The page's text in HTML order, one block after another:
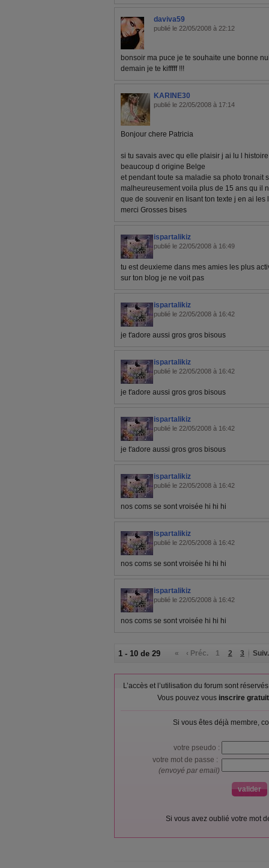
daviva59
publié le 22/05/2008 à 22:12
bonsoir ma puce je te souhaite une bonne
demain je te kifffff !!!
KARINE30
publié le 22/05/2008 à 17:14
Bonjour chere Patricia
si tu savais avec qu elle plaisir j ai lu l
beaucoup d origine Belge
et pendant toute sa maladie sa photo tronait
malheureusement voila plus de 15 ans qu il
que de souvenir en lisant ton texte j en ai les
merci Grosses bises
ispartalikiz
publié le 22/05/2008 à 16:49
tu est deuxieme dans mes amies les plus
sur ton blog je ne voit pas
ispartalikiz
publié le 22/05/2008 à 16:42
je t'adore aussi gros gros bisous
ispartalikiz
publié le 22/05/2008 à 16:42
je t'adore aussi gros gros bisous
ispartalikiz
publié le 22/05/2008 à 16:42
je t'adore aussi gros gros bisous
ispartalikiz
publié le 22/05/2008 à 16:42
nos coms se sont vroisée hi hi hi
ispartalikiz
publié le 22/05/2008 à 16:42
nos coms se sont vroisée hi hi hi
ispartalikiz
publié le 22/05/2008 à 16:42
nos coms se sont vroisée hi hi hi
1 - 10 de 29 « ‹ Préc. 1 2 3 Suiv.
L’accès et l’utilisation du forum sont
Vous pouvez vous inscrire
Si vous êtes déjà membre,
votre pseudo :
votre mot de passe :
(envoyé par email)
Si vous avez oublié votre mot